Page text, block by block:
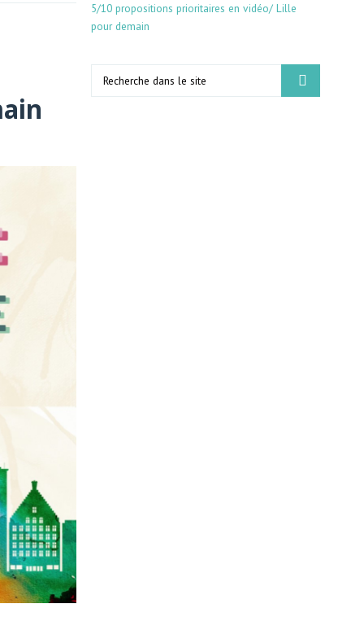
5/10 propositions prioritaires en vidéo/ Lille
pour demain